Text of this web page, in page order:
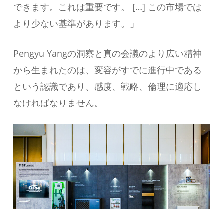
できます。これは重要です。 […] この市場では
より少ない基準があります。」
Pengyu Yangの洞察と真の会議のより広い精神
から生まれたのは、変容がすでに進行中である
という認識であり、感度、戦略、倫理に適応し
なければなりません。